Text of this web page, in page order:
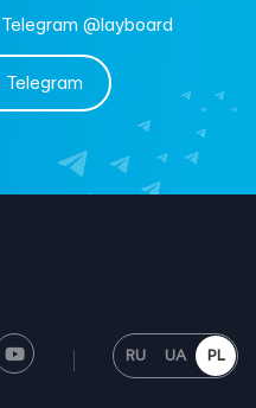
@layboard
RU UA PL